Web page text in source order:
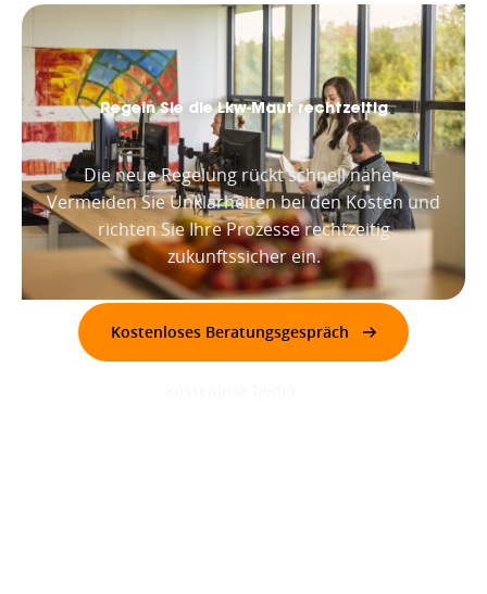
Regeln Sie die Lkw-Maut rechtzeitig
Die neue Regelung rückt schnell näher.
Vermeiden Sie Unklarheiten bei den Kosten und
richten Sie Ihre Prozesse rechtzeitig
zukunftssicher ein.
Kostenloses Beratungsgespräch